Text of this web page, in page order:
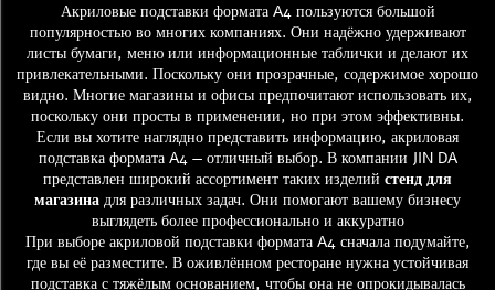
Акриловые подставки формата A4 пользуются большой
популярностью во многих компаниях. Они надёжно удерживают
листы бумаги, меню или информационные таблички и делают их
привлекательными. Поскольку они прозрачные, содержимое хорошо
видно. Многие магазины и офисы предпочитают использовать их,
поскольку они просты в применении, но при этом эффективны.
Если вы хотите наглядно представить информацию, акриловая
подставка формата A4 — отличный выбор. В компании JIN DA
представлен широкий ассортимент таких изделий стенд для
магазина для различных задач. Они помогают вашему бизнесу
выглядеть более профессионально и аккуратно
При выборе акриловой подставки формата A4 сначала подумайте,
где вы её разместите. В оживлённом ресторане нужна устойчивая
подставка с тяжёлым основанием, чтобы она не опрокидывалась